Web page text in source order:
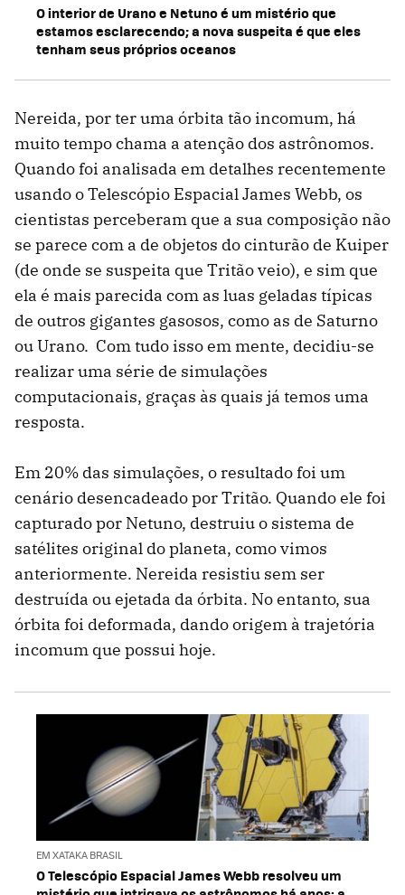
O interior de Urano e Netuno é um mistério que
estamos esclarecendo; a nova suspeita é que eles
tenham seus próprios oceanos
Nereida, por ter uma órbita tão incomum, há
muito tempo chama a atenção dos astrônomos.
Quando foi analisada em detalhes recentemente
usando o Telescópio Espacial James Webb, os
cientistas perceberam que a sua composição não
se parece com a de objetos do cinturão de Kuiper
(de onde se suspeita que Tritão veio), e sim que
ela é mais parecida com as luas geladas típicas
de outros gigantes gasosos, como as de Saturno
ou Urano. Com tudo isso em mente, decidiu-se
realizar uma série de simulações
computacionais, graças às quais já temos uma
resposta.
Em 20% das simulações, o resultado foi um
cenário desencadeado por Tritão. Quando ele foi
capturado por Netuno, destruiu o sistema de
satélites original do planeta, como vimos
anteriormente. Nereida resistiu sem ser
destruída ou ejetada da órbita. No entanto, sua
órbita foi deformada, dando origem à trajetória
incomum que possui hoje.
EM XATAKA BRASIL
O Telescópio Espacial James Webb resolveu um